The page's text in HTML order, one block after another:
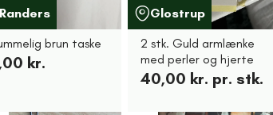
Randers
brun taske
kr.
Glostrup
2 stk. Guld armlænke
med perler og hjerte
40,00 kr. pr. stk.